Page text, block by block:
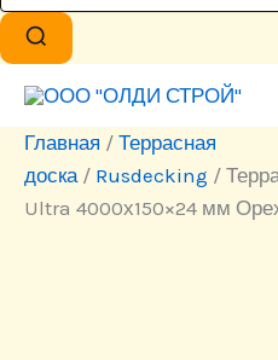
Главная / Террасная
доска/ Rusdecking /
Ultra 4000х150×24 мм